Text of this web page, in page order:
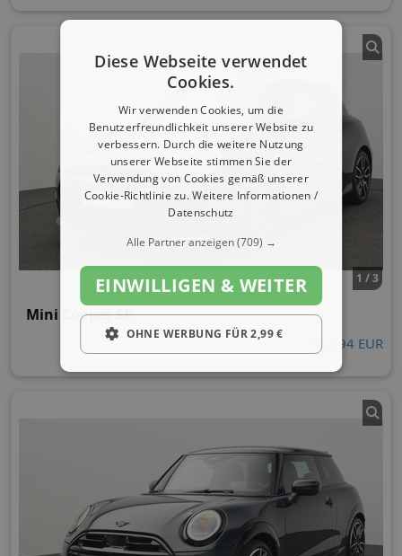
1 / 3
Mini Cooper SE
35.894 EUR
Diese Webseite verwendet
Cookies.
Wir verwenden Cookies, um die
Benutzerfreundlichkeit unserer Website zu
verbessern. Durch die weitere Nutzung
unserer Webseite stimmen Sie der
Verwendung von Cookies gemäß unserer
Cookie-Richtlinie zu.Weitere Informationen /
Datenschutz
Alle Partner anzeigen(709) →
EINWILLIGEN & WEITER
OHNE WERBUNG FÜR 2,99 €